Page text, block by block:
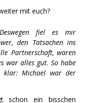
mit euch?
fiel es mir
den Tatsachen ins
Partnerschaft, waren
war alles gut. So habe
klar: Michael war der
schon ein bisschen